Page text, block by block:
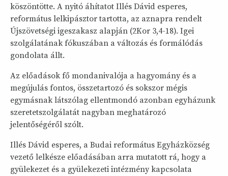
köszöntötte. A nyitó áhítatot Illés Dávid esperes,
református lelkipásztor tartotta, az aznapra rendelt
Újszövetségi igeszakasz alapján (2Kor 3,4-18). Igei
szolgálatának fókuszában a változás és formálódás
gondolata állt.
Az előadások fő mondanivalója a hagyomány és a
megújulás fontos, összetartozó és sokszor mégis
egymásnak látszólag ellentmondó azonban egyházunk
szeretetszolgálatát nagyban meghatározó
jelentőségéről szólt.
Illés Dávid esperes, a Budai református Egyházközség
vezető lelkésze előadásában arra mutatott rá, hogy a
gyülekezet és a gyülekezeti intézmény kapcsolata